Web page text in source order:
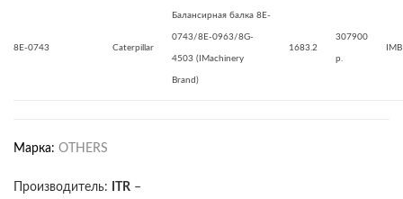
8E-0743 Caterpillar
Балансирная балка 8E-
0743/8E-0963/8G-
4503 (IMachinery
Brand)
1683.2
307900
р.
Марка: OTHERS
Производитель: ITR –